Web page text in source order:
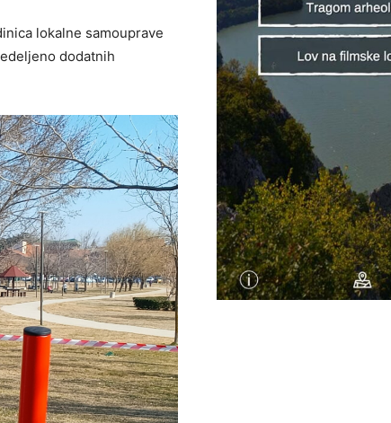
lokalne samouprave
dodatnih